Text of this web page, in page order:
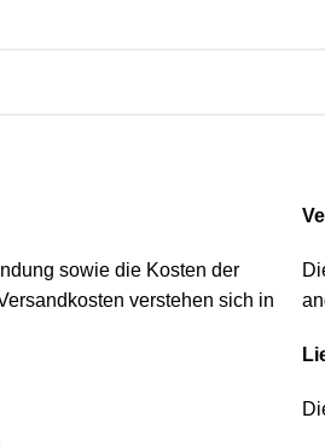
sowie die Kosten der
verstehen sich in